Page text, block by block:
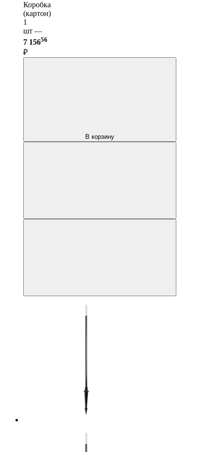
Коробка
(картон)
1
шт —
7 15656
₽
В корзину